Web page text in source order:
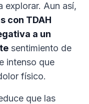
explorar. Aun así,
con TDAH
a un
sentimiento de
intenso que
físico.
que las